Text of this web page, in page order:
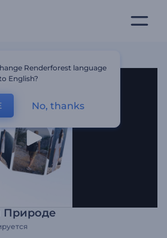
Природе
Renderforest language
English?
No, thanks